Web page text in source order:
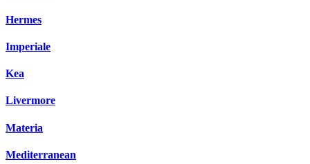
Hermes
Imperiale
Kea
Livermore
Materia
Mediterranean